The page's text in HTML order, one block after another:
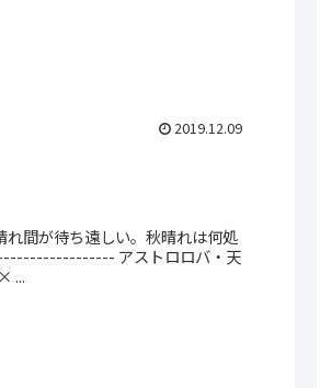
2019.12.09
間が待ち遠しい。秋晴れは何処
...